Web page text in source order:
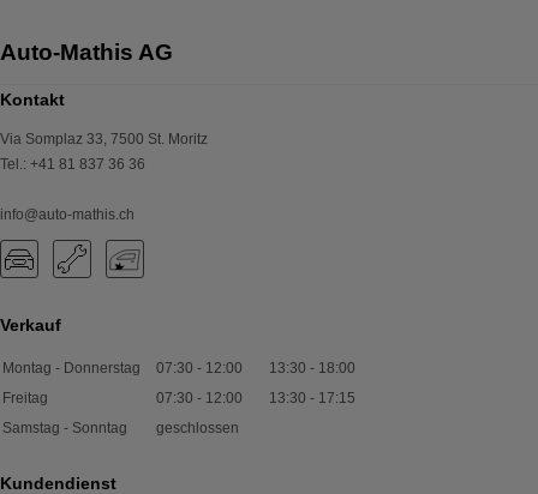
Kontakt
Via Somplaz 33, 7500 St. Moritz
Tel.: +41 81 837 36 36
info@auto-mathis.ch
Verkauf
Montag - Donnerstag 07:30 - 12:00 13:30 - 18:00
Freitag
07:30 - 12:00 13:30 - 17:15
Samstag - Sonntag
geschlossen
Kundendienst